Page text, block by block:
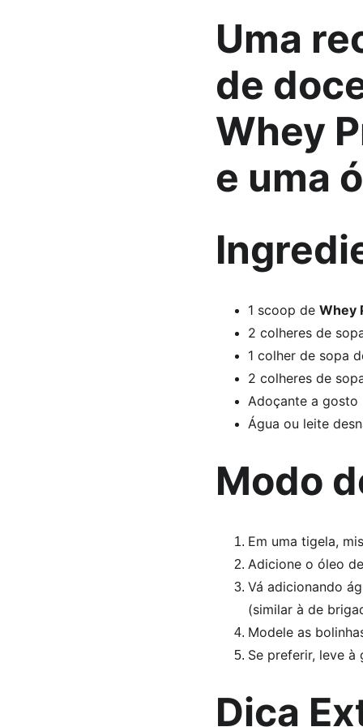
Uma
de
Whey
e uma
1 scoop de Whey
2 colheres de
1 colher de sopa
2 colheres de
Adoçante a
Água ou leite
Modo
Em uma tigela,
Adicione o óleo
Vá adicionando
(similar à de
Modele as
Se preferir, leve
Dica